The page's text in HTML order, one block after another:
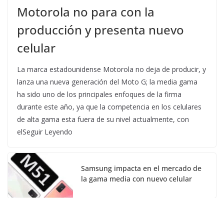
Motorola no para con la
producción y presenta nuevo
celular
La marca estadounidense Motorola no deja de producir, y
lanza una nueva generación del Moto G; la media gama
ha sido uno de los principales enfoques de la firma
durante este año, ya que la competencia en los celulares
de alta gama esta fuera de su nivel actualmente, con
elSeguir Leyendo
Samsung impacta en el mercado de
la gama media con nuevo celular